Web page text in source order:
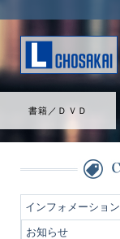
書籍／ＤＶＤ
インフォメーション
お知らせ